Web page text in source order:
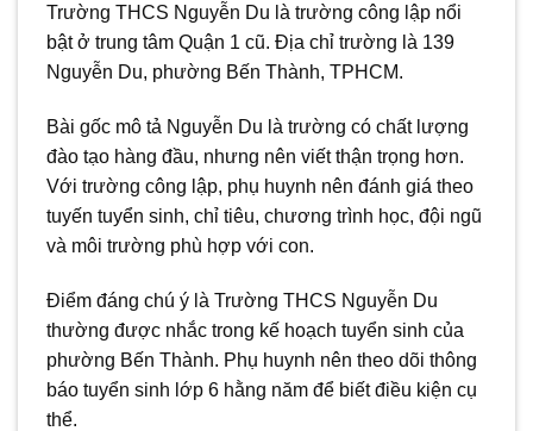
Trường THCS Nguyễn Du là trường công lập nổi
bật ở trung tâm Quận 1 cũ. Địa chỉ trường là 139
Nguyễn Du, phường Bến Thành, TPHCM.
Bài gốc mô tả Nguyễn Du là trường có chất lượng
đào tạo hàng đầu, nhưng nên viết thận trọng hơn.
Với trường công lập, phụ huynh nên đánh giá theo
tuyến tuyển sinh, chỉ tiêu, chương trình học, đội ngũ
và môi trường phù hợp với con.
Điểm đáng chú ý là Trường THCS Nguyễn Du
thường được nhắc trong kế hoạch tuyển sinh của
phường Bến Thành. Phụ huynh nên theo dõi thông
báo tuyển sinh lớp 6 hằng năm để biết điều kiện cụ
thể.